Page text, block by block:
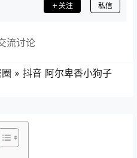
关注 私信
流讨论
» 抖音 阿尔卑香小狗子